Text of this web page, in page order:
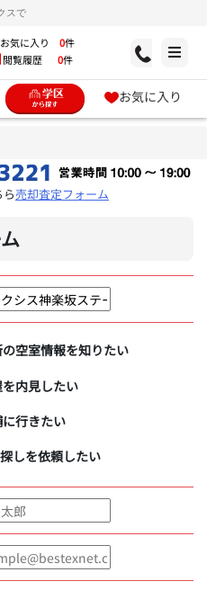
スで
お気に入り 0件
閲覧履歴 0件
お気に入り
売却査定フォーム
空室情報を知りたい
内見したい
行きたい
しを依頼したい